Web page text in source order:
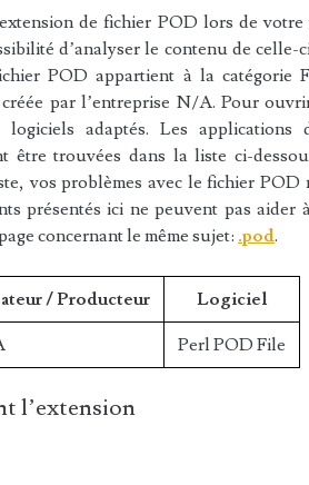
de fichier POD lors de
d’analyser le contenu de celle-
POD appartient à la catégorie
par l’entreprise N/A. Pour
adaptés. Les applications
être trouvées dans la liste ci-
vos problèmes avec le fichier POD
présentés ici ne peuvent pas aider
concernant le même sujet: .pod.
/ Producteur Logiciel
Perl POD File
l’extension